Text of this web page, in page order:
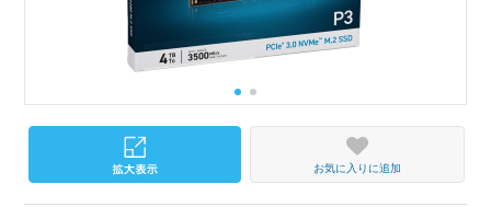
お気に入りに追加